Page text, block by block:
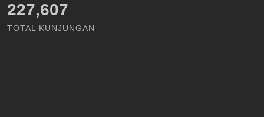
227,607
TOTAL KUNJUNGAN